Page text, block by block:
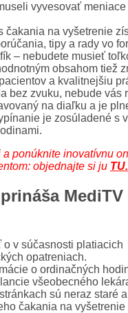
vyvesovať
čakania na vyšetrenie
tipy a rady vo
– nebudete musieť
obsahom tiež
a kvalitnejšiu
bez zvuku, nebude vás
na diaľku a je
je zosúladené s
ponúknite inovatívnu
objednajte si ju TU.
MediTV
o v súčasnosti platiacich
opatreniach.
o ordinačných
všeobecného
sú neraz staré
čakania na